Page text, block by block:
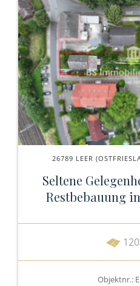
26789 LEER
Seltene
Restbebauung
Objektnr.: